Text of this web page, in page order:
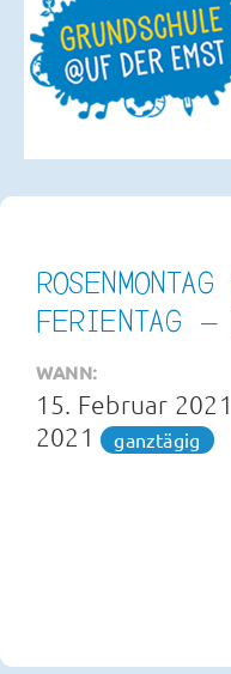
FERIENTAG
WANN:
15. Februar
2021 ganztägig